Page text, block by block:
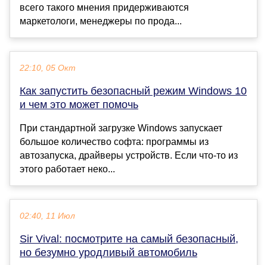
всего такого мнения придерживаются
маркетологи, менеджеры по прода...
22:10, 05 Окт
Как запустить безопасный режим Windows 10
и чем это может помочь
При стандартной загрузке Windows запускает
большое количество софта: программы из
автозапуска, драйверы устройств. Если что-то из
этого работает неко...
02:40, 11 Июл
Sir Vival: посмотрите на самый безопасный,
но безумно уродливый автомобиль